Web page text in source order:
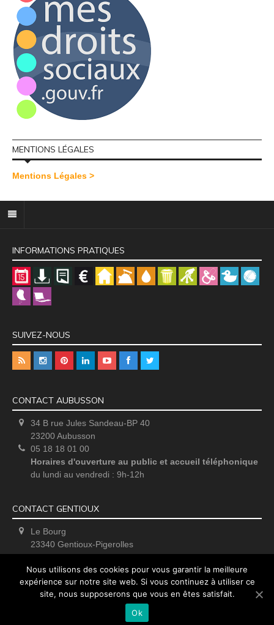
MENTIONS LÉGALES
Mentions Légales >
INFORMATIONS PRATIQUES
SUIVEZ-NOUS
CONTACT AUBUSSON
34 B rue Jules Sandeau-BP 40
23200 Aubusson
05 18 18 01 00
Horaires d'ouverture au public et accueil téléphonique
du lundi au vendredi : 9h-12h
CONTACT GENTIOUX
Le Bourg
23340 Gentioux-Pigerolles
Nous utilisons des cookies pour vous garantir la meilleure
expérience sur notre site web. Si vous continuez à utiliser ce
site, nous supposerons que vous en êtes satisfait.
Ok